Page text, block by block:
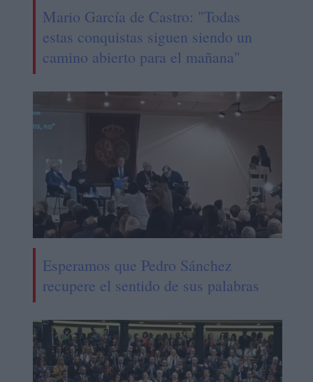
Mario García de Castro: "Todas
estas conquistas siguen siendo un
camino abierto para el mañana"
Esperamos que Pedro Sánchez
recupere el sentido de sus palabras